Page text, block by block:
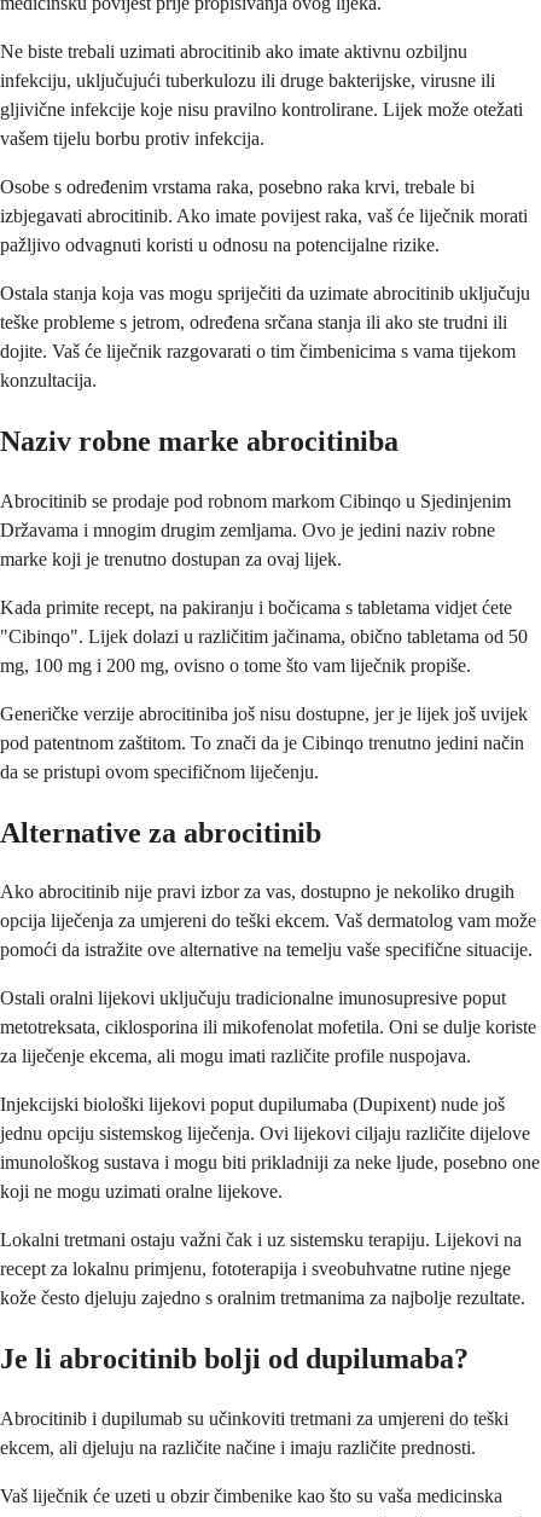
Ne biste trebali uzimati abrocitinib ako imate aktivnu ozbiljnu
infekciju, uključujući tuberkulozu ili druge bakterijske, virusne ili
gljivične infekcije koje nisu pravilno kontrolirane. Lijek može otežati
vašem tijelu borbu protiv infekcija.
Osobe s određenim vrstama raka, posebno raka krvi, trebale bi
izbjegavati abrocitinib. Ako imate povijest raka, vaš će liječnik morati
pažljivo odvagnuti koristi u odnosu na potencijalne rizike.
Ostala stanja koja vas mogu spriječiti da uzimate abrocitinib uključuju
teške probleme s jetrom, određena srčana stanja ili ako ste trudni ili
dojite. Vaš će liječnik razgovarati o tim čimbenicima s vama tijekom
konzultacija.
Naziv robne marke abrocitiniba
Abrocitinib se prodaje pod robnom markom Cibinqo u Sjedinjenim
Državama i mnogim drugim zemljama. Ovo je jedini naziv robne
marke koji je trenutno dostupan za ovaj lijek.
Kada primite recept, na pakiranju i bočicama s tabletama vidjet ćete
"Cibinqo". Lijek dolazi u različitim jačinama, obično tabletama od 50
mg, 100 mg i 200 mg, ovisno o tome što vam liječnik propiše.
Generičke verzije abrocitiniba još nisu dostupne, jer je lijek još uvijek
pod patentnom zaštitom. To znači da je Cibinqo trenutno jedini način
da se pristupi ovom specifičnom liječenju.
Alternative za abrocitinib
Ako abrocitinib nije pravi izbor za vas, dostupno je nekoliko drugih
opcija liječenja za umjereni do teški ekcem. Vaš dermatolog vam može
pomoći da istražite ove alternative na temelju vaše specifične situacije.
Ostali oralni lijekovi uključuju tradicionalne imunosupresive poput
metotreksata, ciklosporina ili mikofenolat mofetila. Oni se dulje koriste
za liječenje ekcema, ali mogu imati različite profile nuspojava.
Injekcijski biološki lijekovi poput dupilumaba (Dupixent) nude još
jednu opciju sistemskog liječenja. Ovi lijekovi ciljaju različite dijelove
imunološkog sustava i mogu biti prikladniji za neke ljude, posebno one
koji ne mogu uzimati oralne lijekove.
Lokalni tretmani ostaju važni čak i uz sistemsku terapiju. Lijekovi na
recept za lokalnu primjenu, fototerapija i sveobuhvatne rutine njege
kože često djeluju zajedno s oralnim tretmanima za najbolje rezultate.
Je li abrocitinib bolji od dupilumaba?
Abrocitinib i dupilumab su učinkoviti tretmani za umjereni do teški
ekcem, ali djeluju na različite načine i imaju različite prednosti.
Vaš liječnik će uzeti u obzir čimbenike kao što su vaša medicinska